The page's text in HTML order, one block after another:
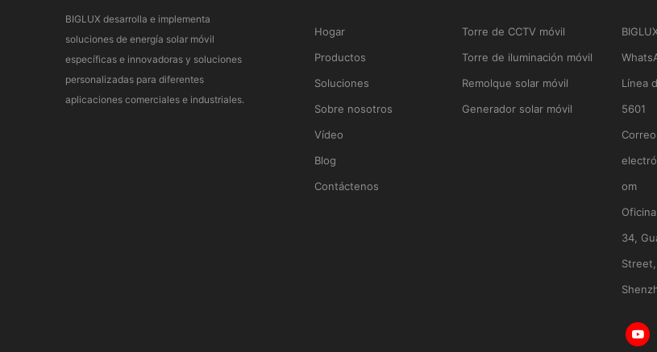
BIGLUX desarrolla e implementa
soluciones de energía solar móvil
específicas e innovadoras y soluciones
personalizadas para diferentes
aplicaciones comerciales e industriales.
Hogar
Productos
Soluciones
Sobre nosotros
Vídeo
Blog
Contáctenos
Torre de CCTV móvil
Torre de iluminación móvil
Remolque solar móvil
Generador solar móvil
Línea
5601
Correo
om
34,